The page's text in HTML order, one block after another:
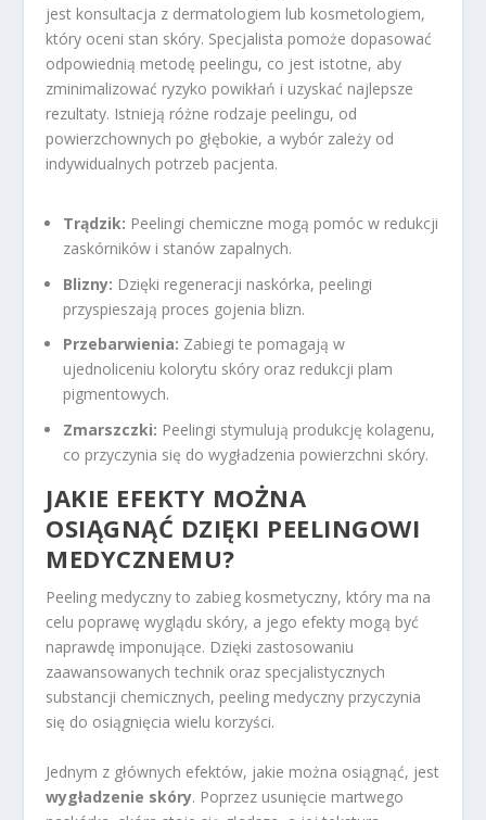
jest konsultacja z dermatologiem lub kosmetologiem,
który oceni stan skóry. Specjalista pomoże dopasować
odpowiednią metodę peelingu, co jest istotne, aby
zminimalizować ryzyko powikłań i uzyskać najlepsze
rezultaty. Istnieją różne rodzaje peelingu, od
powierzchownych po głębokie, a wybór zależy od
indywidualnych potrzeb pacjenta.
Trądzik: Peelingi chemiczne mogą pomóc w redukcji
zaskórników i stanów zapalnych.
Blizny: Dzięki regeneracji naskórka, peelingi
przyspieszają proces gojenia blizn.
Przebarwienia: Zabiegi te pomagają w
ujednoliceniu kolorytu skóry oraz redukcji plam
pigmentowych.
Zmarszczki: Peelingi stymulują produkcję kolagenu,
co przyczynia się do wygładzenia powierzchni skóry.
JAKIE EFEKTY MOŻNA
OSIĄGNĄĆ DZIĘKI PEELINGOWI
MEDYCZNEMU?
Peeling medyczny to zabieg kosmetyczny, który ma na
celu poprawę wyglądu skóry, a jego efekty mogą być
naprawdę imponujące. Dzięki zastosowaniu
zaawansowanych technik oraz specjalistycznych
substancji chemicznych, peeling medyczny przyczynia
się do osiągnięcia wielu korzyści.
Jednym z głównych efektów, jakie można osiągnąć, jest
wygładzenie skóry. Poprzez usunięcie martwego